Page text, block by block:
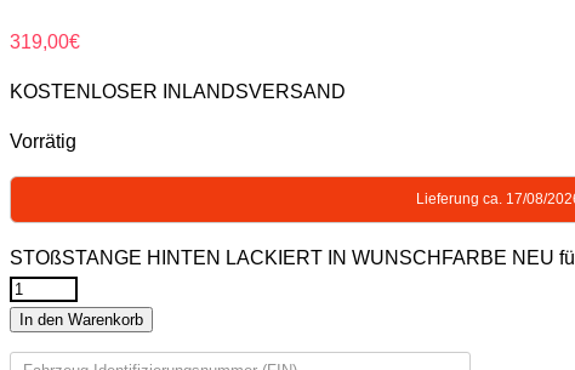
319,00€
KOSTENLOSER INLANDSVERSAND
Vorrätig
Lieferung ca. 17/08/
STOßSTANGE HINTEN LACKIERT IN WUNSCHFARBE NEU
In den Warenkorb